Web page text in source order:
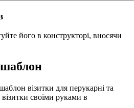
його в конструкторі, вносячи
візитки для перукарні та
своїми руками в